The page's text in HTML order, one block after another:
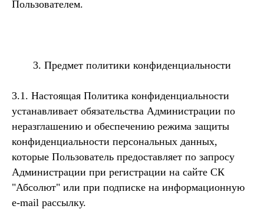
Пользователем.
3. Предмет политики конфиденциальности
3.1. Настоящая Политика конфиденциальности
устанавливает обязательства Администрации по
неразглашению и обеспечению режима защиты
конфиденциальности персональных данных,
которые Пользователь предоставляет по запросу
Администрации при регистрации на сайте СК
"Абсолют" или при подписке на информационную
e-mail рассылку.